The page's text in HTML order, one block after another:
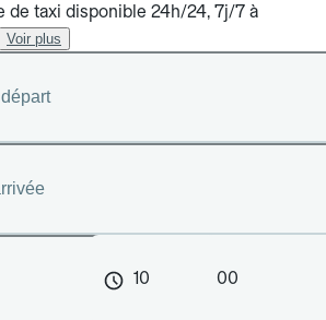
de taxi disponible 24h/24, 7j/7 à
Voir plus
10 00